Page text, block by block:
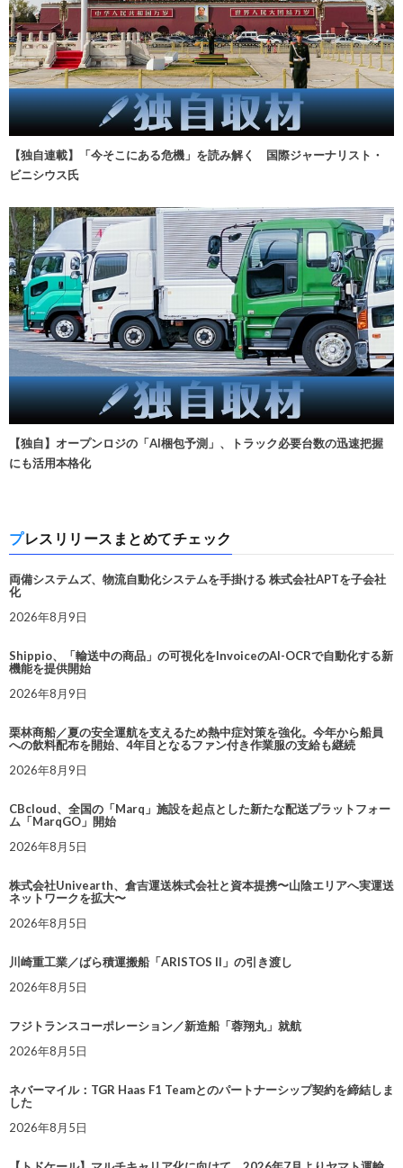
【独自連載】「今そこにある危機」を読み解く 国際ジャーナリスト・
ビニシウス氏
【独自】オープンロジの「AI梱包予測」、トラック必要台数の迅速把握
にも活用本格化
プレスリリースまとめてチェック
両備システムズ、物流自動化システムを手掛ける 株式会社APTを子会社
化
2026年8月9日
Shippio、「輸送中の商品」の可視化をInvoiceのAI-OCRで自動化する新
機能を提供開始
2026年8月9日
栗林商船／夏の安全運航を支えるため熱中症対策を強化。今年から船員
への飲料配布を開始、4年目となるファン付き作業服の支給も継続
2026年8月9日
CBcloud、全国の「Marq」施設を起点とした新たな配送プラットフォー
ム「MarqGO」開始
2026年8月5日
株式会社Univearth、倉吉運送株式会社と資本提携〜山陰エリアへ実運送
ネットワークを拡大〜
2026年8月5日
川崎重工業／ばら積運搬船「ARISTOS II」の引き渡し
2026年8月5日
フジトランスコーポレーション／新造船「蓉翔丸」就航
2026年8月5日
ネバーマイル：TGR Haas F1 Teamとのパートナーシップ契約を締結しま
した
2026年8月5日